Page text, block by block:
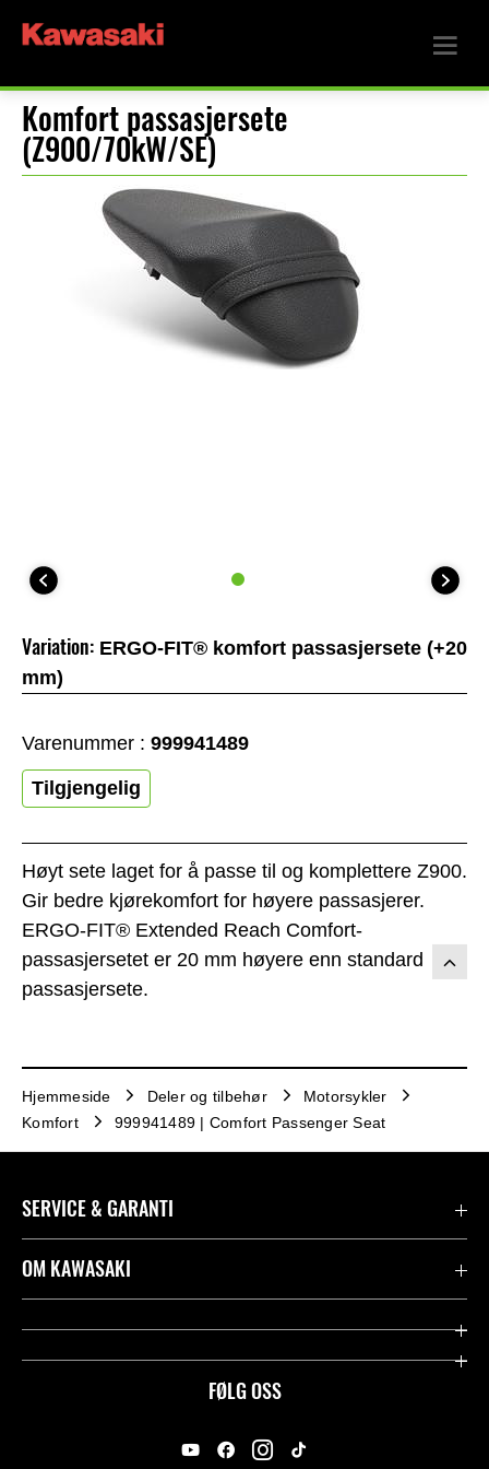
Komfort passasjersete
(Z900/70kW/SE)
Høyt sete laget for å passe til og komplettere Z900.
Gir bedre kjørekomfort for høyere passasjerer.
ERGO-FIT® Extended Reach Comfort-
passasjersetet er 20 mm høyere enn standard
passasjersete.
Variation: ERGO-FIT® komfort passasjersete (+20
mm)
Varenummer : 999941489
Tilgjengelig
Hjemmeside Deler og tilbehør
Motorsykler
Komfort
999941489 | Comfort Passenger Seat
FØLG OSS
SERVICE & GARANTI
Garanti
Kontakt oss
OM KAWASAKI
Firma